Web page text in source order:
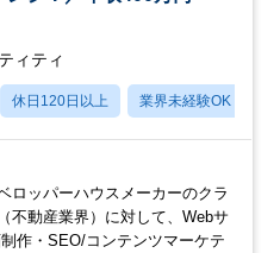
ィティ
休日120日以上 業界未経験OK
ロッパーハウスメーカーのクラ
不動産業界）に対して、Webサ
作・SEO/コンテンツマーケテ